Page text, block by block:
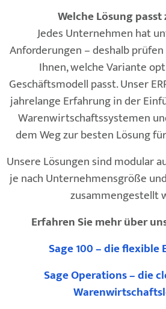
Welche Lösung passt
Jedes Unternehmen hat
Anforderungen – deshalb
Ihnen, welche Variante
Geschäftsmodell passt. Unser
jahrelange Erfahrung in der
Warenwirtschaftssystemen
dem Weg zur besten Lösung
Unsere Lösungen sind modular
je nach Unternehmensgröße
zusammengestellt
Erfahren Sie mehr über
Sage 100 – die flexible
Sage Operations – die